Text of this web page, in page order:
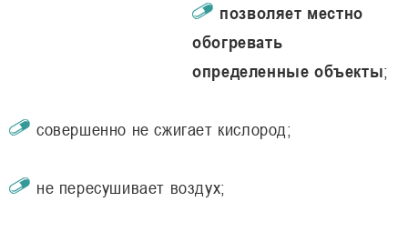
позволяет местно
обогревать
определенные объекты;
совершенно не сжигает кислород;
не пересушивает воздух;